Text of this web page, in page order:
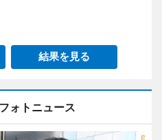
結果を見る
ォトニュース